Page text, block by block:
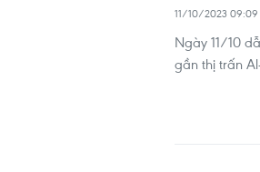
11/10/2023 09:09
Ngày 11/10
gần thị trấn